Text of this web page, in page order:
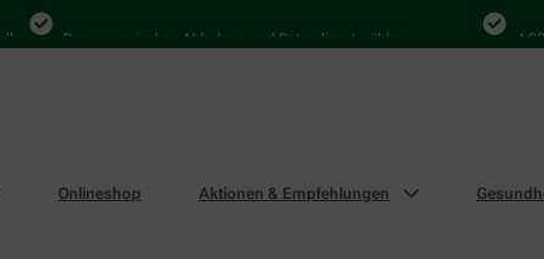
Bequem zwischen Abholung und Botendienst wählen 4.000
Onlineshop Aktionen & Empfehlungen